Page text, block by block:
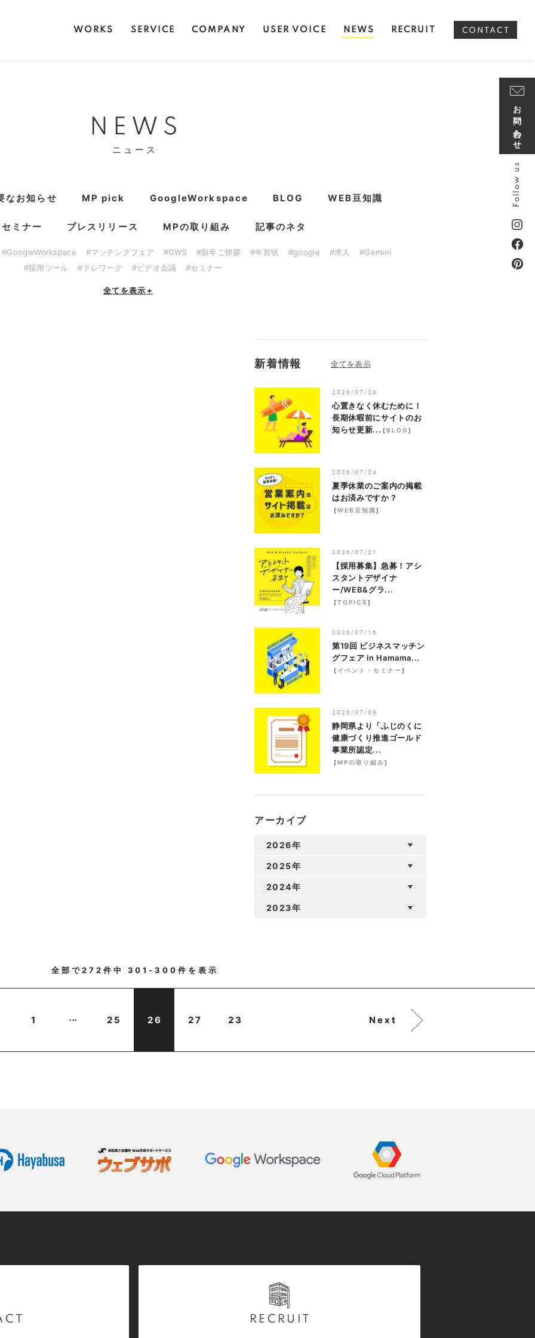
WORKS SERVICE COMPANY USER VOICE NEWS RECRUIT CONTACT
NEWS
ニュース
なお知らせ MP pick GoogleWorkspace BLOG WEB豆知識
ミナー プレスリリース MPの取り組み 記事のネタ
#GoogleWorkspace #マッチングフェア #GWS #新年ご挨拶 #年賀状 #google #求人
#Gemini
#採用ツール
#テレワーク #ビデオ会議 #セミナー
全てを表示 +
新着情報
2026/07/24
心置きなく休むために！
長期休暇前にサイトのお
知らせ更新... [BLOG]
2026/07/24
夏季休業のご案内の掲載
はお済みですか？
[WEB豆知識]
2026/07/21
【採用募集】急募！アシ
スタントデザイナ
ー/WEB&グラ...
[TOPICS ]
2026/07/16
第19回 ビジネスマッチン
グフェア in Hamama...
[ イベント・セミナー]
2026/07/09
静岡県より「ふじのくに
健康づくり推進ゴールド
事業所認定...
[MPの取り組み]
アーカイブ
2026年
2025年
2024年
2023年
全部で272 件中 301-300 件を表示
1 ... 25 26 27 23 Next
お問い合わせ
Follow us
RECRUIT